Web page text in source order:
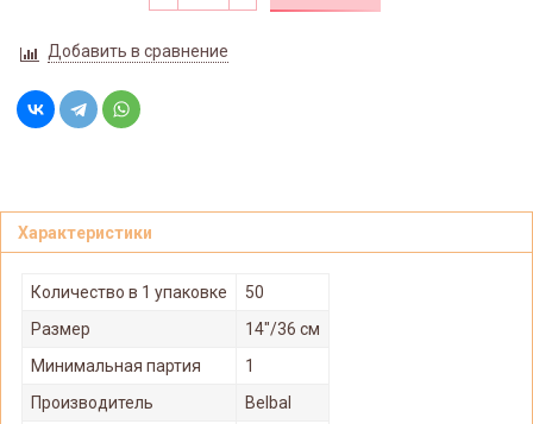
Добавить в сравнение
Характеристики
Количество в 1 упаковке
50
Размер
14"/36 см
Минимальная партия
1
Производитель
Belbal